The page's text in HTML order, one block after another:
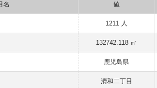
名 値
1211 人
132742.118 ㎡
鹿児島県
清和二丁目